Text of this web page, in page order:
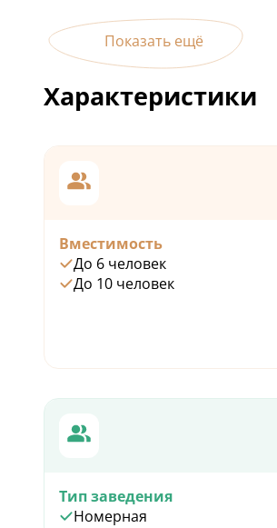
Показать ещё
Характеристики
Вместимость
До 6 человек
До 10 человек
Тип заведения
Номерная